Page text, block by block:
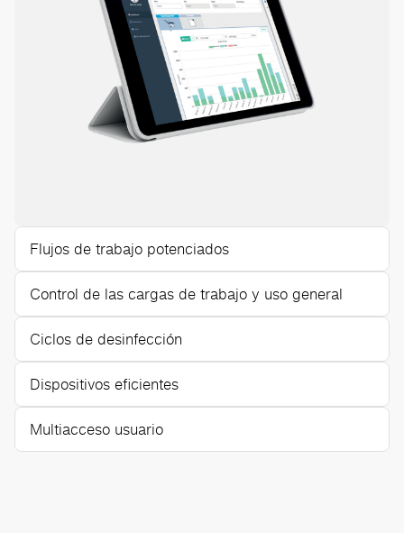
Flujos de trabajo potenciados
Control de las cargas de trabajo y uso general
Ciclos de desinfección
Dispositivos eficientes
Multiacceso usuario